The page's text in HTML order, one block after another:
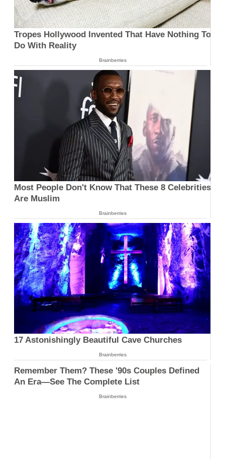
Tropes Hollywood Invented That Have Nothing To
Do With Reality
Brainberries
Most People Don't Know That These 8 Celebrities
Are Muslim
Brainberries
17 Astonishingly Beautiful Cave Churches
Brainberries
Remember Them? These '90s Couples Defined
An Era—See The Complete List
Brainberries